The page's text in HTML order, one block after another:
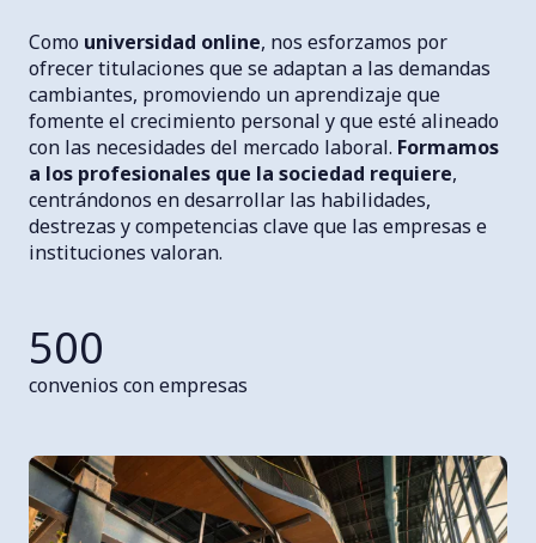
Como universidad online, nos esforzamos por
ofrecer titulaciones que se adaptan a las demandas
cambiantes, promoviendo un aprendizaje que
fomente el crecimiento personal y que esté alineado
con las necesidades del mercado laboral. Formamos
a los profesionales que la sociedad requiere,
centrándonos en desarrollar las habilidades,
destrezas y competencias clave que las empresas e
instituciones valoran.
500
convenios con empresas